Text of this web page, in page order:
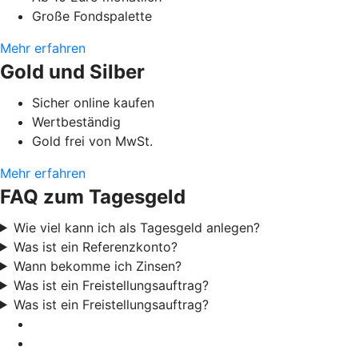
Große Fondspalette
Mehr erfahren
Gold und Silber
Sicher online kaufen
Wertbeständig
Gold frei von MwSt.
Mehr erfahren
FAQ zum Tagesgeld
Wie viel kann ich als Tagesgeld anlegen?
Was ist ein Referenzkonto?
Wann bekomme ich Zinsen?
Was ist ein Freistellungsauftrag?
Was ist ein Freistellungsauftrag?